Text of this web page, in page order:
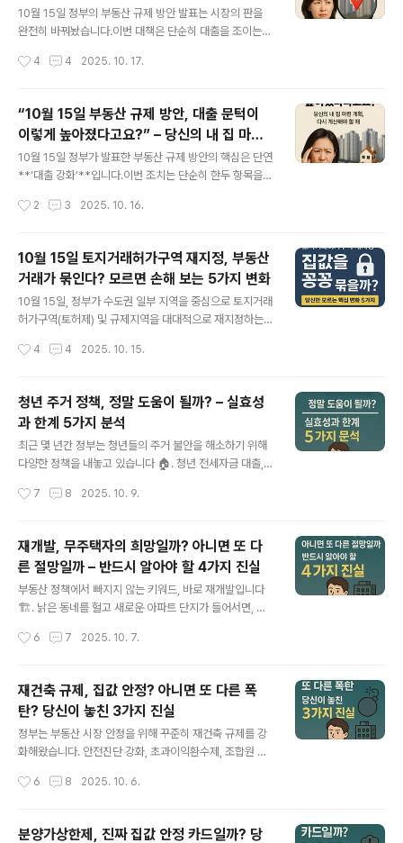
전략 완전정리
10월 15일 정부의 부동산 규제 방안 발표는 시장의 판을
완전히 바꿔놨습니다.이번 대책은 단순히 대출을 조이는
강력한 조치입니다.하지만 규제가 강화될수록 새로운 기회
산 투자자들이 주목해야 할 방향과 전략을 정리해드리겠습
니다.🧭 1. ‘고가 아파트’ 대신 ‘중저가·비규제 지역’으로 이
동10·15 대책의 핵심은 고가주택 대출 제한 및 세제 강화
입니다.이에 따라 25억 이상 아파트는 사실상 대출 불가,1
5억 초과~25억 이하 주택도 최대 4억 한도로 묶이게 되었
아파트로 빠르게 이동할 가능성이 큽니다.📍 유망 지역 예
4 4 2025. 10. 17.
“10월 15일 부동산 규제 방안, 대출 문턱이
이렇게 높아졌다고요?” – 당신의 내 집 마련
계획, 다시 계산해야 할 때
10월 15일 정부가 발표한 부동산 규제 방안의 핵심은 단연
**‘대출 강화’**입니다.이번 조치는 단순히 한두 항목을
전반을 바꿔놓을 만한 수준이에요.오늘은 이 대책 중에서
다. 💡💣 1. LTV·DSR, “이제는 진짜 한도 끝!”이번 대책으
로 **LTV(주택담보인정비율)**와 DSR(총부채원리금상
환비율) 규제가 동시에 강화됐습니다.구분기존변경(202
5.10.15 이후)비고LTV(규제지역)최대 70%최대 60%투
기과열지구는 50%로 축소LTV(비규제지역)최대 80%최
강화1금융권 대출 중심 적용스트레스 금리1.5%3.0%대출
2 3 2025. 10. 16.
10월 15일 토지거래허가구역 재지정, 부동산
거래가 묶인다? 모르면 손해 보는 5가지 변화
10월 15일, 정부가 수도권 일부 지역을 중심으로 토지거래
허가구역(토허제) 및 규제지역을 대대적으로 재지정하는
거 아니야?”라는 피로감 섞인 반응도 많지만, 이 대책이 실
서는 발표된 내용을 기반으로 핵심 변화와 실수요자·투자
자 입장에서 꼭 알아야 할 전략을 정리해드릴게요.🏙️ 발표
된 주요 내용 요약서울 전역 + 경기 12개 지역이 새로 규제
지역 및 토지거래허가구역으로 지정됨과천, 광명, 성남(분
당·수정·중원), 수원(영통·장안·팔달), 안양 동안, 용인 수지,
일부터 시행되고, 적용 기간은 내년 12월 31일까지 예정됨
4 4 2025. 10. 15.
청년 주거 정책, 정말 도움이 될까? – 실효성
과 한계 5가지 분석
최근 몇 년간 정부는 청년들의 주거 불안을 해소하기 위해
다양한 정책을 내놓고 있습니다 🏠. 청년 전세자금 대출,
만 실제 현장에서 청년들이 체감하는 효과는 어떨까요? 오
살펴보겠습니다 🔎.1️⃣ 청년 맞춤형 대출 – 빚인지 기회인
지?정부는 청년들에게 낮은 금리로 전세자금 대출을 제공
하고 있습니다 💳. 초기 자금이 부족한 청년들에게는 분명
도움이 되죠.하지만 ⚠️ 문제는 빚 부담입니다. 집값과 전세
값이 계속 오르는 상황에서, 청년들은 오히려 부채 의존이
위치는 좋은데 조건은?“교통 좋은 역세권에 저렴한 임대주
7 8 2025. 10. 9.
재개발, 무주택자의 희망일까? 아니면 또 다
른 절망일까 – 반드시 알아야 할 4가지 진실
부동산 정책에서 빠지지 않는 키워드, 바로 재개발입니다
🏗️. 낡은 동네를 헐고 새로운 아파트 단지가 들어서면, 도
무주택자 입장에서 재개발은 과연 희망일까요, 아니면 또
파헤쳐 보겠습니다 🔍.1️⃣ 공급 확대 효과는 분명하다, 하
지만…재개발은 도시 주택 공급을 늘리는 효과가 있습니다
🏢➡️🏙️. 소규모 노후주택이 헐리고 수천 세대 규모의 대단
지 아파트가 들어서기 때문이죠.하지만 문제는 ⏳시간과 비
용입니다. 조합 설립부터 인허가, 이주·철거까지 과정이 복
불안정한 전월세 시장을 전전할 수밖에 없습니다.2️⃣ 분양
6 7 2025. 10. 7.
재건축 규제, 집값 안정? 아니면 또 다른 폭
탄? 당신이 놓친 3가지 진실
정부는 부동산 시장 안정을 위해 꾸준히 재건축 규제를 강
화해왔습니다. 안전진단 강화, 초과이익환수제, 조합원 분
말로 무주택자에게 유리한 걸까요? 오늘은 재건축 규제 속
한 집값 상승재건축은 노후 아파트를 새롭게 바꿔주는 핵
6 8 2025. 10. 6.
분양가상한제, 진짜 집값 안정 카드일까? 당